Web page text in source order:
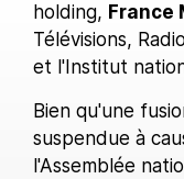
holding, France
Télévisions,
et l'Institut
Bien qu'une
suspendue à
l'Assemblée